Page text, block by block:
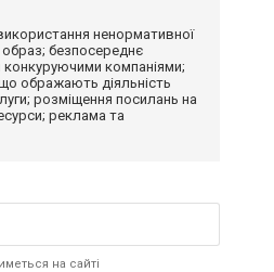
ненормативної
безпосереднє
конкуруючими компаніями;
ображають діяльність
розміщення посилань на
реклама та
на сайті